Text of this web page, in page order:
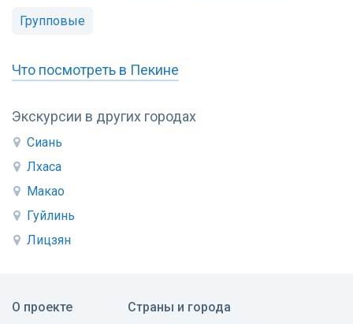
Экскурсии в других городах
Сиань
Лхаса
Макао
Гуйлинь
Лицзян
Групповые
Что посмотреть в Пекине
О проекте
Страны и города